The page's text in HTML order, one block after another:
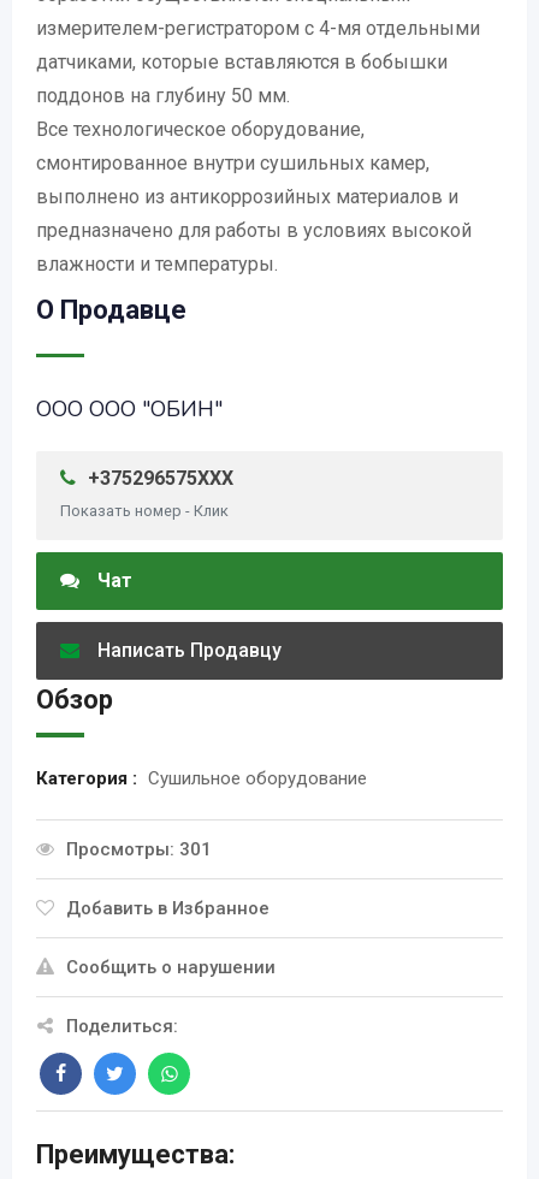
измерителем-регистратором с 4-мя отдельными
датчиками, которые вставляются в бобышки
поддонов на глубину 50 мм.
Все технологическое оборудование,
смонтированное внутри сушильных камер,
выполнено из антикоррозийных материалов и
предназначено для работы в условиях высокой
влажности и температуры.
О Продавце
ООО ООО "ОБИН"
+375296575XXX
Показать номер - Клик
Чат
Написать Продавцу
Обзор
Категория : Сушильное оборудование
Просмотры: 301
Добавить в Избранное
Сообщить о нарушении
Поделиться:
Преимущества: